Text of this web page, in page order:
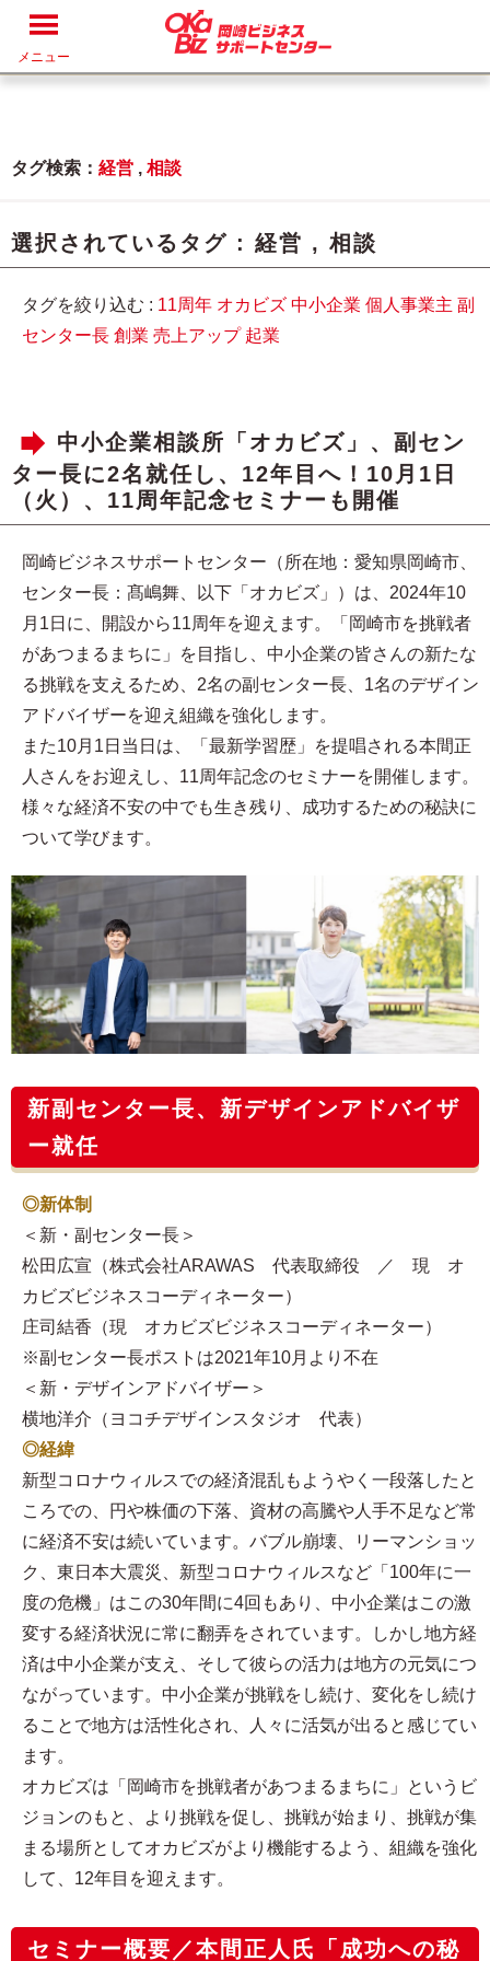
メニュー
タグ検索： 経営 , 相談
選択されているタグ : 経営 , 相談
タグを絞り込む : 11周年 オカビズ 中小企業 個人事業主 副
センター長 創業 売上アップ 起業
中小企業相談所「オカビズ」、副セン
ター長に2名就任し、12年目へ！10月1日
（火）、11周年記念セミナーも開催
岡崎ビジネスサポートセンター（所在地：愛知県岡崎市、
センター長：髙嶋舞、以下「オカビズ」）は、2024年10
月1日に、開設から11周年を迎えます。「岡崎市を挑戦者
があつまるまちに」を目指し、中小企業の皆さんの新たな
る挑戦を支えるため、2名の副センター長、1名のデザイン
アドバイザーを迎え組織を強化します。
また10月1日当日は、「最新学習歴」を提唱される本間正
人さんをお迎えし、11周年記念のセミナーを開催します。
様々な経済不安の中でも生き残り、成功するための秘訣に
ついて学びます。
新副センター長、新デザインアドバイザ
ー就任
◎新体制
＜新・副センター長＞
松田広宣（株式会社ARAWAS 代表取締役 ／ 現 オ
カビズビジネスコーディネーター）
庄司結香（現 オカビズビジネスコーディネーター）
※副センター長ポストは2021年10月より不在
＜新・デザインアドバイザー＞
横地洋介（ヨコチデザインスタジオ 代表）
◎経緯
新型コロナウィルスでの経済混乱もようやく一段落したと
ころでの、円や株価の下落、資材の高騰や人手不足など常
に経済不安は続いています。バブル崩壊、リーマンショッ
ク、東日本大震災、新型コロナウィルスなど「100年に一
度の危機」はこの30年間に4回もあり、中小企業はこの激
変する経済状況に常に翻弄をされています。しかし地方経
済は中小企業が支え、そして彼らの活力は地方の元気につ
ながっています。中小企業が挑戦をし続け、変化をし続け
ることで地方は活性化され、人々に活気が出ると感じてい
ます。
オカビズは「岡崎市を挑戦者があつまるまちに」というビ
ジョンのもと、より挑戦を促し、挑戦が始まり、挑戦が集
まる場所としてオカビズがより機能するよう、組織を強化
して、12年目を迎えます。
セミナー概要／本間正人氏「成功への秘